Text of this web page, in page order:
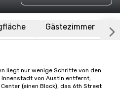
Gästezimmer
liegt nur wenige Schritte von den
von Austin entfernt,
(einen Block), das 6th Street